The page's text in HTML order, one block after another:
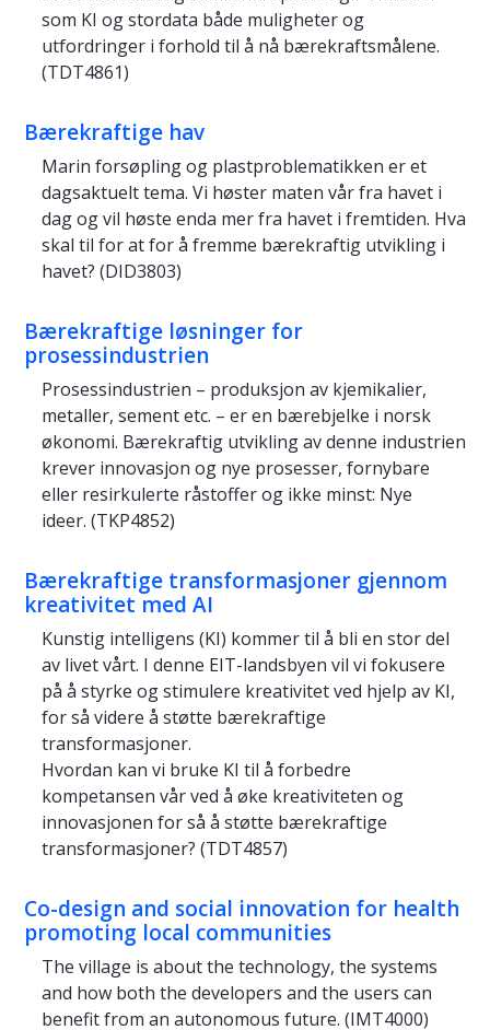
som KI og stordata både muligheter og
utfordringer i forhold til å nå bærekraftsmålene.
(TDT4861)
Bærekraftige hav
Marin forsøpling og plastproblematikken er et
dagsaktuelt tema. Vi høster maten vår fra havet i
dag og vil høste enda mer fra havet i fremtiden. Hva
skal til for at for å fremme bærekraftig utvikling i
havet? (DID3803)
Bærekraftige løsninger for
prosessindustrien
Prosessindustrien – produksjon av kjemikalier,
metaller, sement etc. – er en bærebjelke i norsk
økonomi. Bærekraftig utvikling av denne industrien
krever innovasjon og nye prosesser, fornybare
eller resirkulerte råstoffer og ikke minst: Nye
ideer. (TKP4852)
Bærekraftige transformasjoner gjennom
kreativitet med AI
Kunstig intelligens (KI) kommer til å bli en stor del
av livet vårt. I denne EIT-landsbyen vil vi fokusere
på å styrke og stimulere kreativitet ved hjelp av KI,
for så videre å støtte bærekraftige
transformasjoner.
Hvordan kan vi bruke KI til å forbedre
kompetansen vår ved å øke kreativiteten og
innovasjonen for så å støtte bærekraftige
transformasjoner? (TDT4857)
Co-design and social innovation for health
promoting local communities
The village is about the technology, the systems
and how both the developers and the users can
benefit from an autonomous future. (IMT4000)